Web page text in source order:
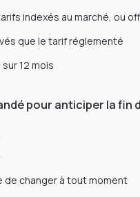
indexés au marché, ou
que le tarif réglementé
12 mois
pour anticiper la fin
de changer à tout moment